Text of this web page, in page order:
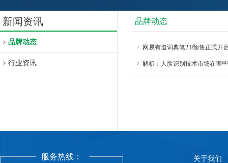
新闻资讯
品牌动态
行业资讯
品牌动态
网易有道词典笔2.0预售正式开
解析：人脸识别技术市场在哪
服务热线： 关于我们